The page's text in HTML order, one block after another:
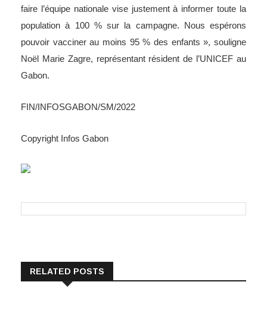
faire l’équipe nationale vise justement à informer toute la
population à 100 % sur la campagne. Nous espérons
pouvoir vacciner au moins 95 % des enfants », souligne
Noël Marie Zagre, représentant résident de l’UNICEF au
Gabon.
FIN/INFOSGABON/SM/2022
Copyright Infos Gabon
RELATED POSTS